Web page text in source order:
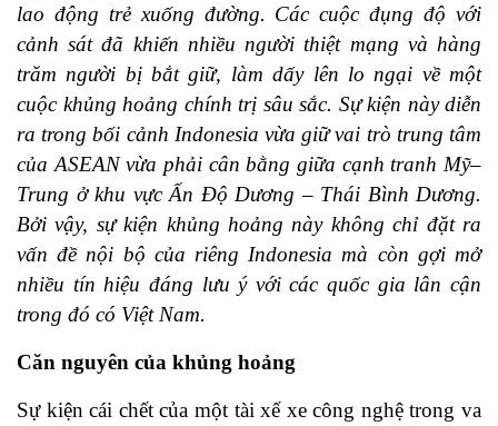
lao động trẻ xuống đường. Các cuộc đụng độ với
cảnh sát đã khiến nhiều người thiệt mạng và hàng
trăm người bị bắt giữ, làm dấy lên lo ngại về một
cuộc khủng hoảng chính trị sâu sắc. Sự kiện này diễn
ra trong bối cảnh Indonesia vừa giữ vai trò trung tâm
của ASEAN vừa phải cân bằng giữa cạnh tranh Mỹ–
Trung ở khu vực Ấn Độ Dương – Thái Bình Dương.
Bởi vậy, sự kiện khủng hoảng này không chỉ đặt ra
vấn đề nội bộ của riêng Indonesia mà còn gợi mở
nhiều tín hiệu đáng lưu ý với các quốc gia lân cận
trong đó có Việt Nam.
Căn nguyên của khủng hoảng
Sự kiện cái chết của một tài xế xe công nghệ trong va